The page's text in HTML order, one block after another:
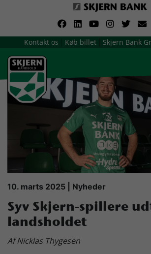
Kontakt os Køb billet Skjern Bank
Om Skjern Håndbold
Ligatruppen
Billetsalg / sæsonkort
Presse
Samarbejdsklubber
Skjern Bank Grand Prix
10. marts 2025 | Nyheder
Syv Skjern-spillere
landsholdet
Af Nicklas Thygesen